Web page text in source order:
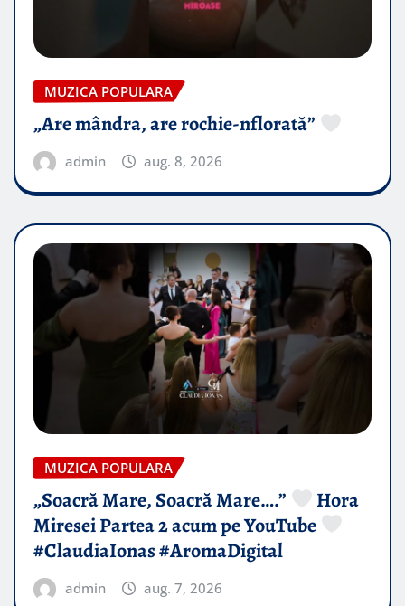
MUZICA POPULARA
„Are mândra, are rochie-nflorată”
admin aug. 8, 2026
MUZICA POPULARA
„Soacră Mare, Soacră Mare….”
Hora
Miresei Partea 2 acum pe YouTube
#ClaudiaIonas #AromaDigital
admin aug. 7, 2026